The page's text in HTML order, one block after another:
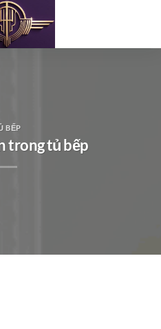
BẾP
trong tủ bếp